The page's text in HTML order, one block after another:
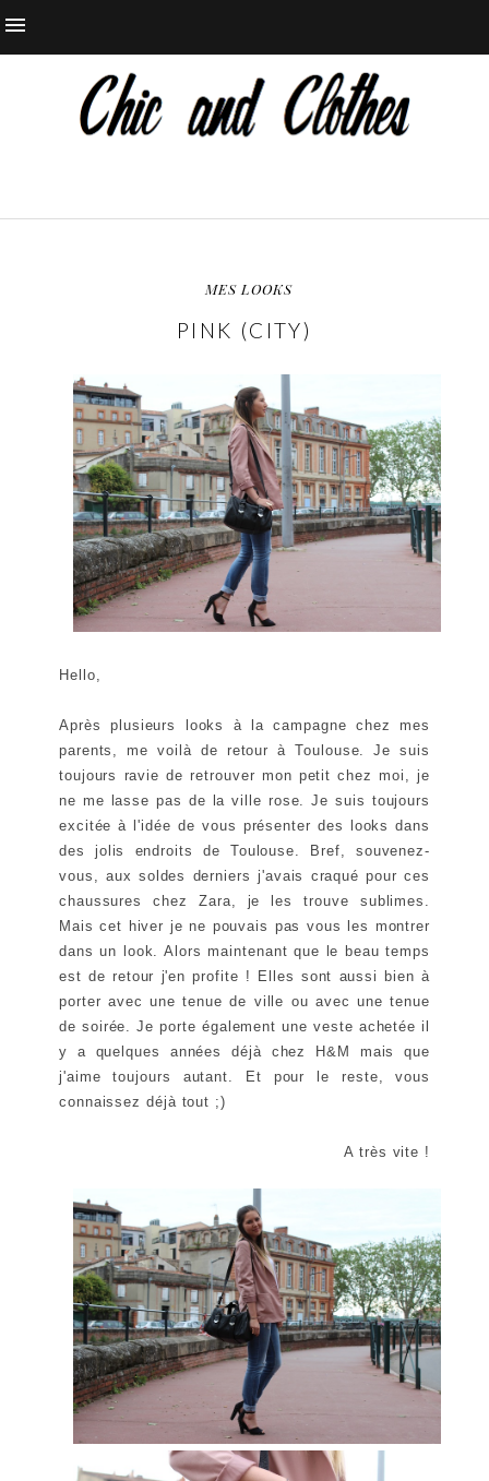
MES LOOKS
PINK (CITY)
Hello,
Après plusieurs looks à la campagne chez mes
parents, me voilà de retour à Toulouse. Je suis
toujours ravie de retrouver mon petit chez moi, je
ne me lasse pas de la ville rose. Je suis toujours
excitée à l'idée de vous présenter des looks dans
des jolis endroits de Toulouse. Bref, souvenez-
vous, aux soldes derniers j'avais craqué pour ces
chaussures chez Zara, je les trouve sublimes.
Mais cet hiver je ne pouvais pas vous les montrer
dans un look. Alors maintenant que le beau temps
est de retour j'en profite ! Elles sont aussi bien à
porter avec une tenue de ville ou avec une tenue
de soirée. Je porte également une veste achetée il
y a quelques années déjà chez H&M mais que
j'aime toujours autant. Et pour le reste, vous
connaissez déjà tout ;)
A très vite !